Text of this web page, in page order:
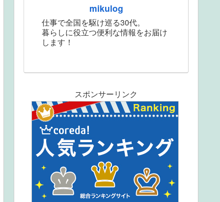
mikulog
仕事で全国を駆け巡る30代。
暮らしに役立つ便利な情報をお届け
します！
スポンサーリンク